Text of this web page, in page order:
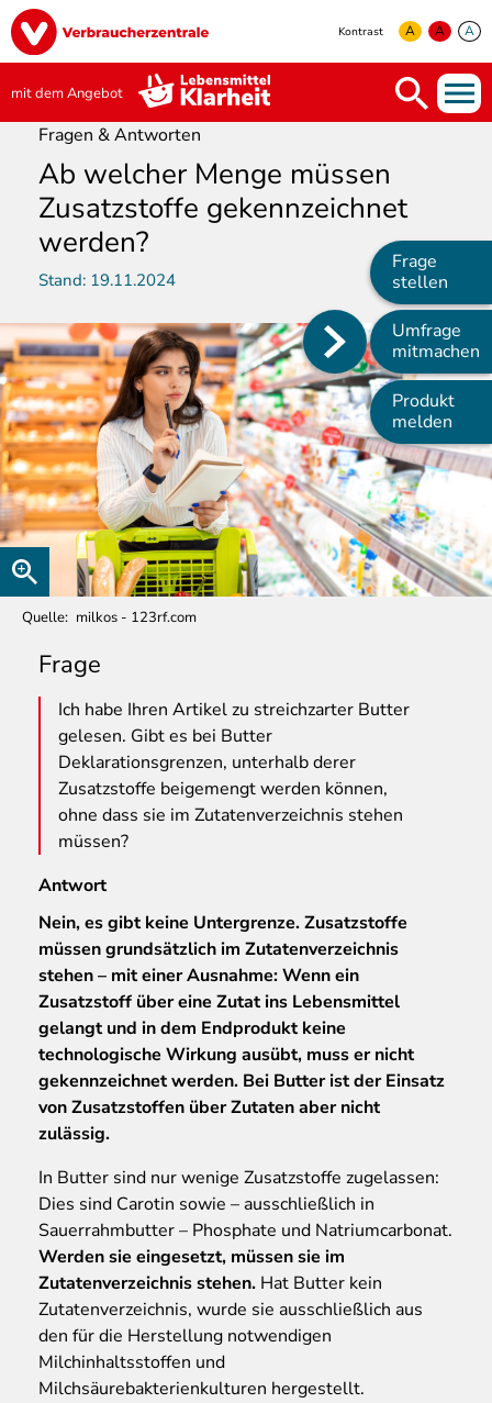
Direkt
zum
Inhalt
Image
Kontrast A A A
mit dem Angebot
Main
navigation
Frage
stellen
Umfrage
mitmachen
Produkt
melden
Fragen & Antworten
Ab welcher Menge müssen
Zusatzstoffe gekennzeichnet
werden?
Stand: 19.11.2024
Quelle milkos - 123rf.com
Frage
Ich habe Ihren Artikel zu streichzarter Butter
gelesen. Gibt es bei Butter
Deklarationsgrenzen, unterhalb derer
Zusatzstoffe beigemengt werden können,
ohne dass sie im Zutatenverzeichnis stehen
müssen?
Antwort
Nein, es gibt keine Untergrenze. Zusatzstoffe
müssen grundsätzlich im Zutatenverzeichnis
stehen – mit einer Ausnahme: Wenn ein
Zusatzstoff über eine Zutat ins Lebensmittel
gelangt und in dem Endprodukt keine
technologische Wirkung ausübt, muss er nicht
gekennzeichnet werden. Bei Butter ist der Einsatz
von Zusatzstoffen über Zutaten aber nicht
zulässig.
In Butter sind nur wenige Zusatzstoffe zugelassen:
Dies sind Carotin sowie – ausschließlich in
Sauerrahmbutter – Phosphate und Natriumcarbonat.
Werden sie eingesetzt, müssen sie im
Zutatenverzeichnis stehen. Hat Butter kein
Zutatenverzeichnis, wurde sie ausschließlich aus
den für die Herstellung notwendigen
Milchinhaltsstoffen und
Milchsäurebakterienkulturen hergestellt.